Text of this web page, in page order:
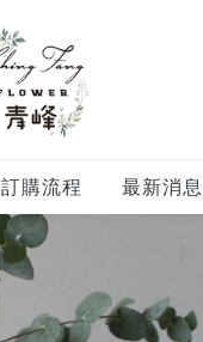
訂購流程
PROCESS
最新消息